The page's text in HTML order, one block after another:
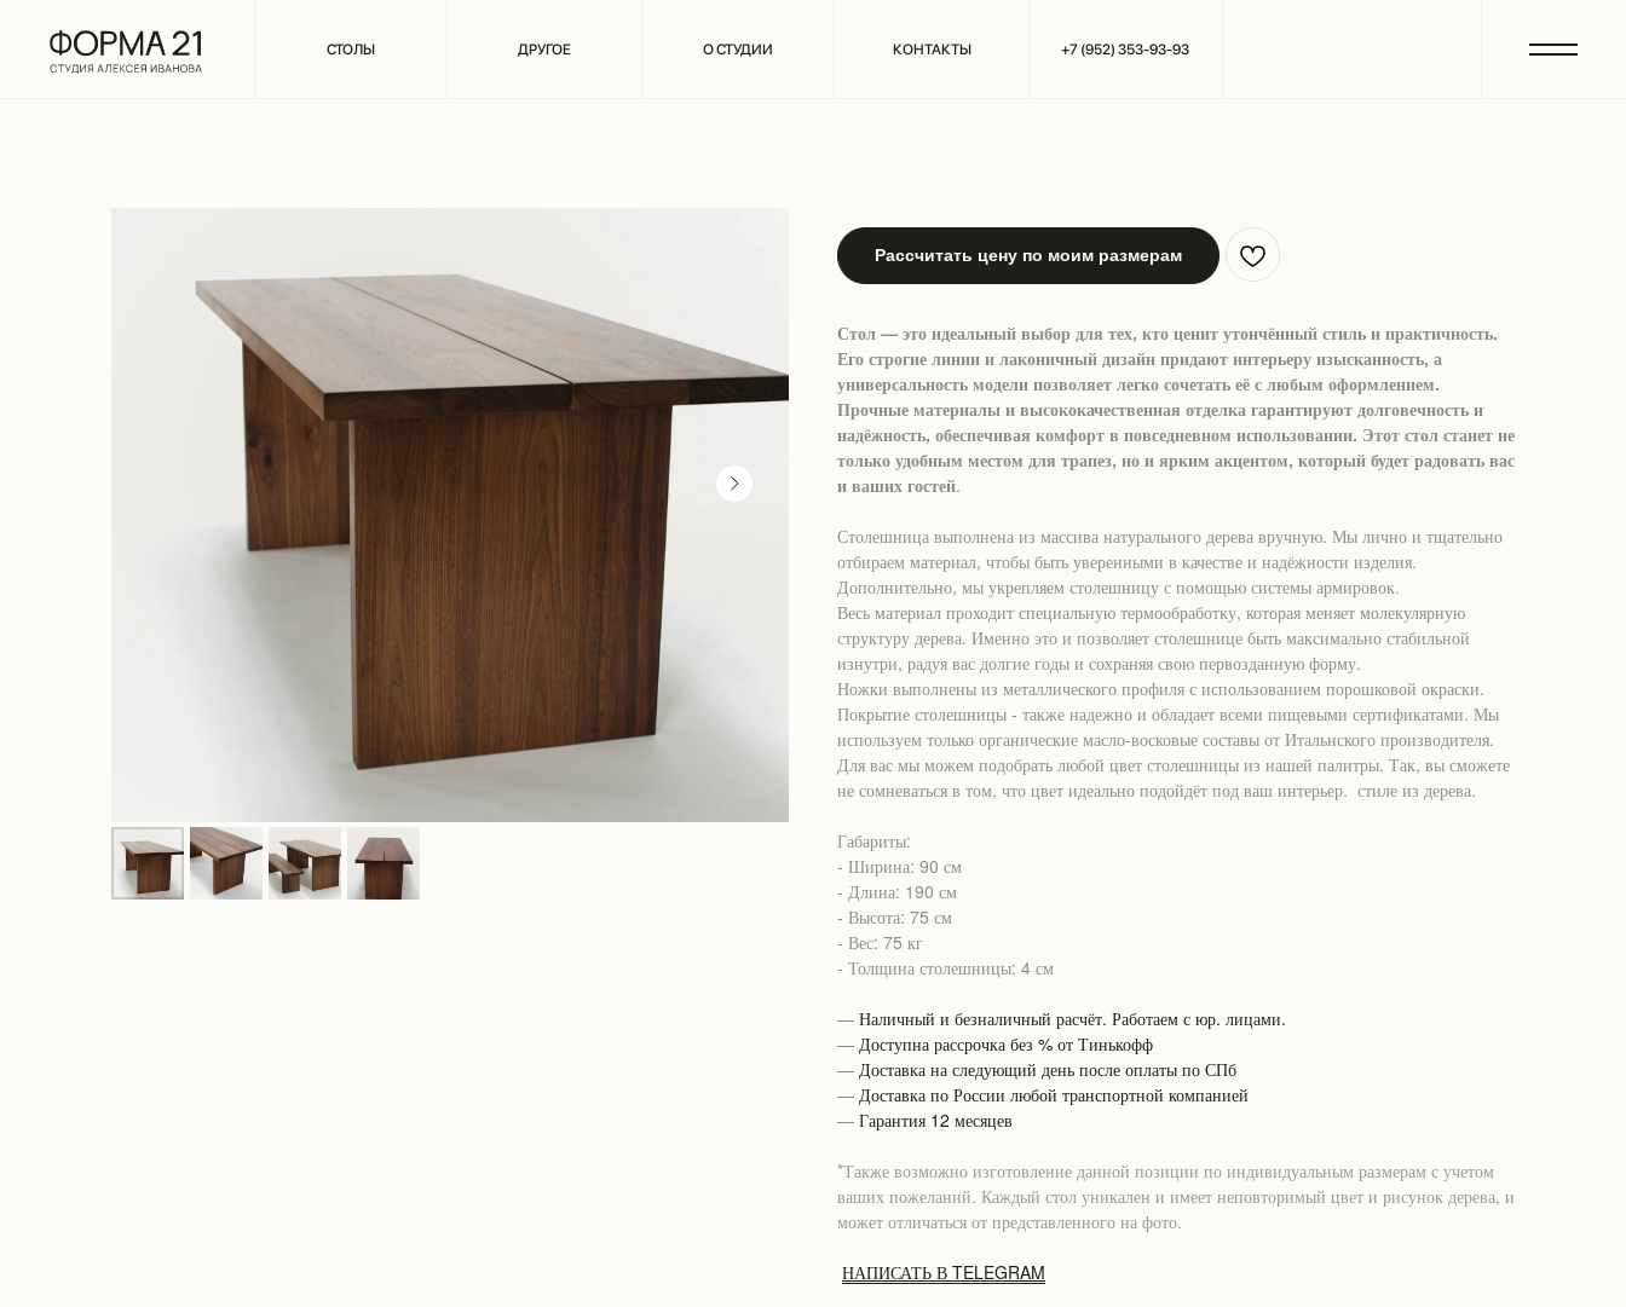
+7 (952) 353-93-93
СТОЛЫ ДРУГОЕ О СТУДИИ КОНТАКТЫ
Рассчитать цену по моим размерам
Стол — это идеальный выбор для тех, кто ценит утончённый стиль и практичность.
Его строгие линии и лаконичный дизайн придают интерьеру изысканность, а
универсальность модели позволяет легко сочетать её с любым оформлением.
Прочные материалы и высококачественная отделка гарантируют долговечность и
надёжность, обеспечивая комфорт в повседневном использовании. Этот стол станет не
только удобным местом для трапез, но и ярким акцентом, который будет радовать вас
и ваших гостей.
Столешница выполнена из массива натурального дерева вручную. Мы лично и тщательно
отбираем материал, чтобы быть уверенными в качестве и надёжности изделия.
Дополнительно, мы укрепляем столешницу с помощью системы армировок.
Весь материал проходит специальную термообработку, которая меняет молекулярную
структуру дерева. Именно это и позволяет столешнице быть максимально стабильной
изнутри, радуя вас долгие годы и сохраняя свою первозданную форму.
Ножки выполнены из металлического профиля с использованием порошковой окраски.
Покрытие столешницы - также надежно и обладает всеми пищевыми сертификатами. Мы
используем только органические масло-восковые составы от Итальнского производителя.
Для вас мы можем подобрать любой цвет столешницы из нашей палитры. Так, вы сможете
не сомневаться в том, что цвет идеально подойдёт под ваш интерьер. стиле из дерева.
Габариты:
- Ширина: 90 см
- Длина: 190 см
- Высота: 75 см
- Вес: 75 кг
- Толщина столешницы: 4 см
— Наличный и безналичный расчёт. Работаем с юр. лицами.
— Доступна рассрочка без % от Тинькофф
— Доставка на следующий день после оплаты по СПб
— Доставка по России любой транспортной компанией
— Гарантия 12 месяцев
*Также возможно изготовление данной позиции по индивидуальным размерам с учетом
ваших пожеланий. Каждый стол уникален и имеет неповторимый цвет и рисунок дерева, и
может отличаться от представленного на фото.
НАПИСАТЬ В TELEGRAM